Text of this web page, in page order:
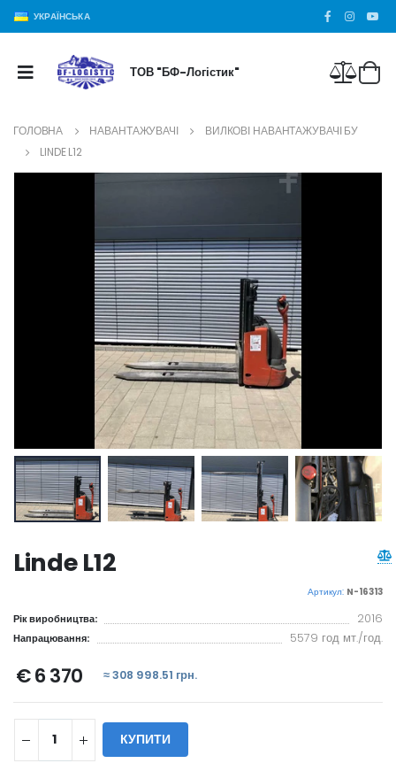
УКРАЇНСЬКА
ТОВ "БФ-Логістик"
ГОЛОВНА НАВАНТАЖУВАЧІ
ВИЛКОВІ НАВАНТАЖУВАЧІ БУ
LINDE L12
Linde L12
Артикул: N-16313
Рік виробництва: 2016
Напрацювання: 5579 год мт./год.
€ 6 370 ≈ 308 998.51 грн.
КУПИТИ